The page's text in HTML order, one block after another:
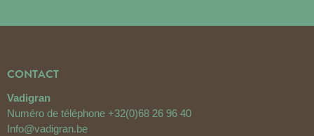
CONTACT
Vadigran
Numéro de téléphone +32(0)68 26 96 40
Info@vadigran.be